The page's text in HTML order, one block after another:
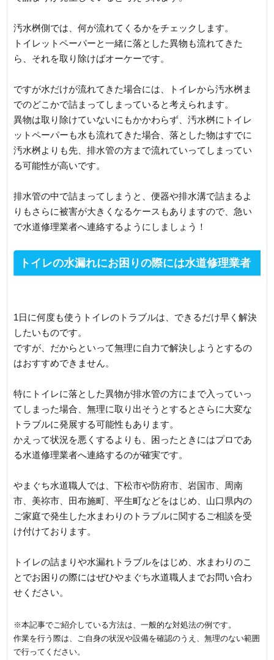
汚水桝側では、何が流れてくるかをチェックします。
トイレットペーパーと一緒に落とした異物も流れてきた
ら、それを取り除けばオーケーです。
ですが水だけが流れてきた場合には、トイレから汚水桝ま
でのどこかで詰まってしまっていると考えられます。
異物は取り除けていないにもかかわらず、汚水桝にトイレ
ットペーパーも水も流れてきた場合、落とした物はすでに
汚水桝よりも先、排水管の方まで流れていってしまってい
る可能性が高いです。
排水管の中で詰まってしまうと、便器や排水溝で詰まるよ
りもさらに被害が大きくなるケースもありますので、急い
で水道修理業者へ連絡するようにしましょう！
トイレの水漏れにお困りの際には水道修理業者
1日に何度も使うトイレのトラブルは、できるだけ早く解決
したいものです。
ですが、だからといって無理に自力で解決しようとするの
はおすすめできません。
特にトイレに落とした異物が排水管の方にまで入っていっ
てしまった場合、無理に取り出そうとするとさらに大変な
トラブルに発展する可能性もあります。
かえって状況を悪くするよりも、困ったときにはプロであ
る水道修理業者へ連絡するのが確実です。
やまぐち水道職人では、下松市や防府市、岩国市、周南
市、美祢市、田布施町、平生町などをはじめ、山口県内の
ご家庭で発生した水まわりのトラブルに関するご相談を受
け付けております。
トイレの詰まりや水漏れトラブルをはじめ、水まわりのこ
とでお困りの際にはぜひやまぐち水道職人までお問い合わ
せください。
※本記事でご紹介している方法は、一般的な対処法の例です。
作業を行う際は、ご自身の状況や設備を確認のうえ、無理のない範囲
で行ってください。